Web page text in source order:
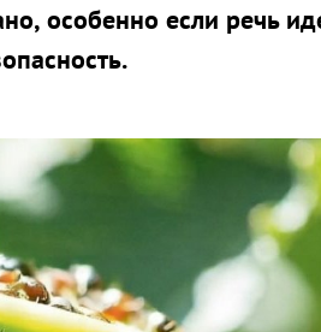
особенно если речь